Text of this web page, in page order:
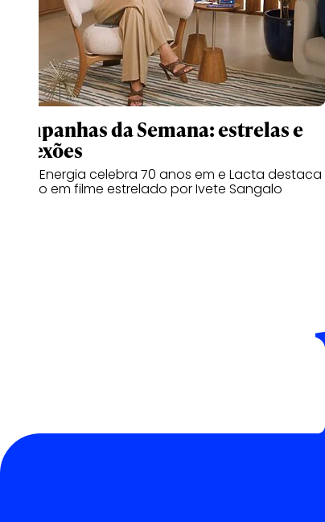
Campanhas da Semana: estrelas e
conexões
Copa Energia celebra 70 anos em e Lacta destaca
o afeto em filme estrelado por Ivete Sangalo